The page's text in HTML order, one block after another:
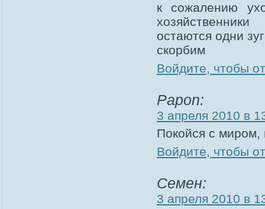
к сожалению
хозяйственники
остаются одни
скорбим
Войдите, чтобы
Papon:
3 апреля 2010 в
Покойся с миром,
Войдите, чтобы
Семен:
3 апреля 2010 в